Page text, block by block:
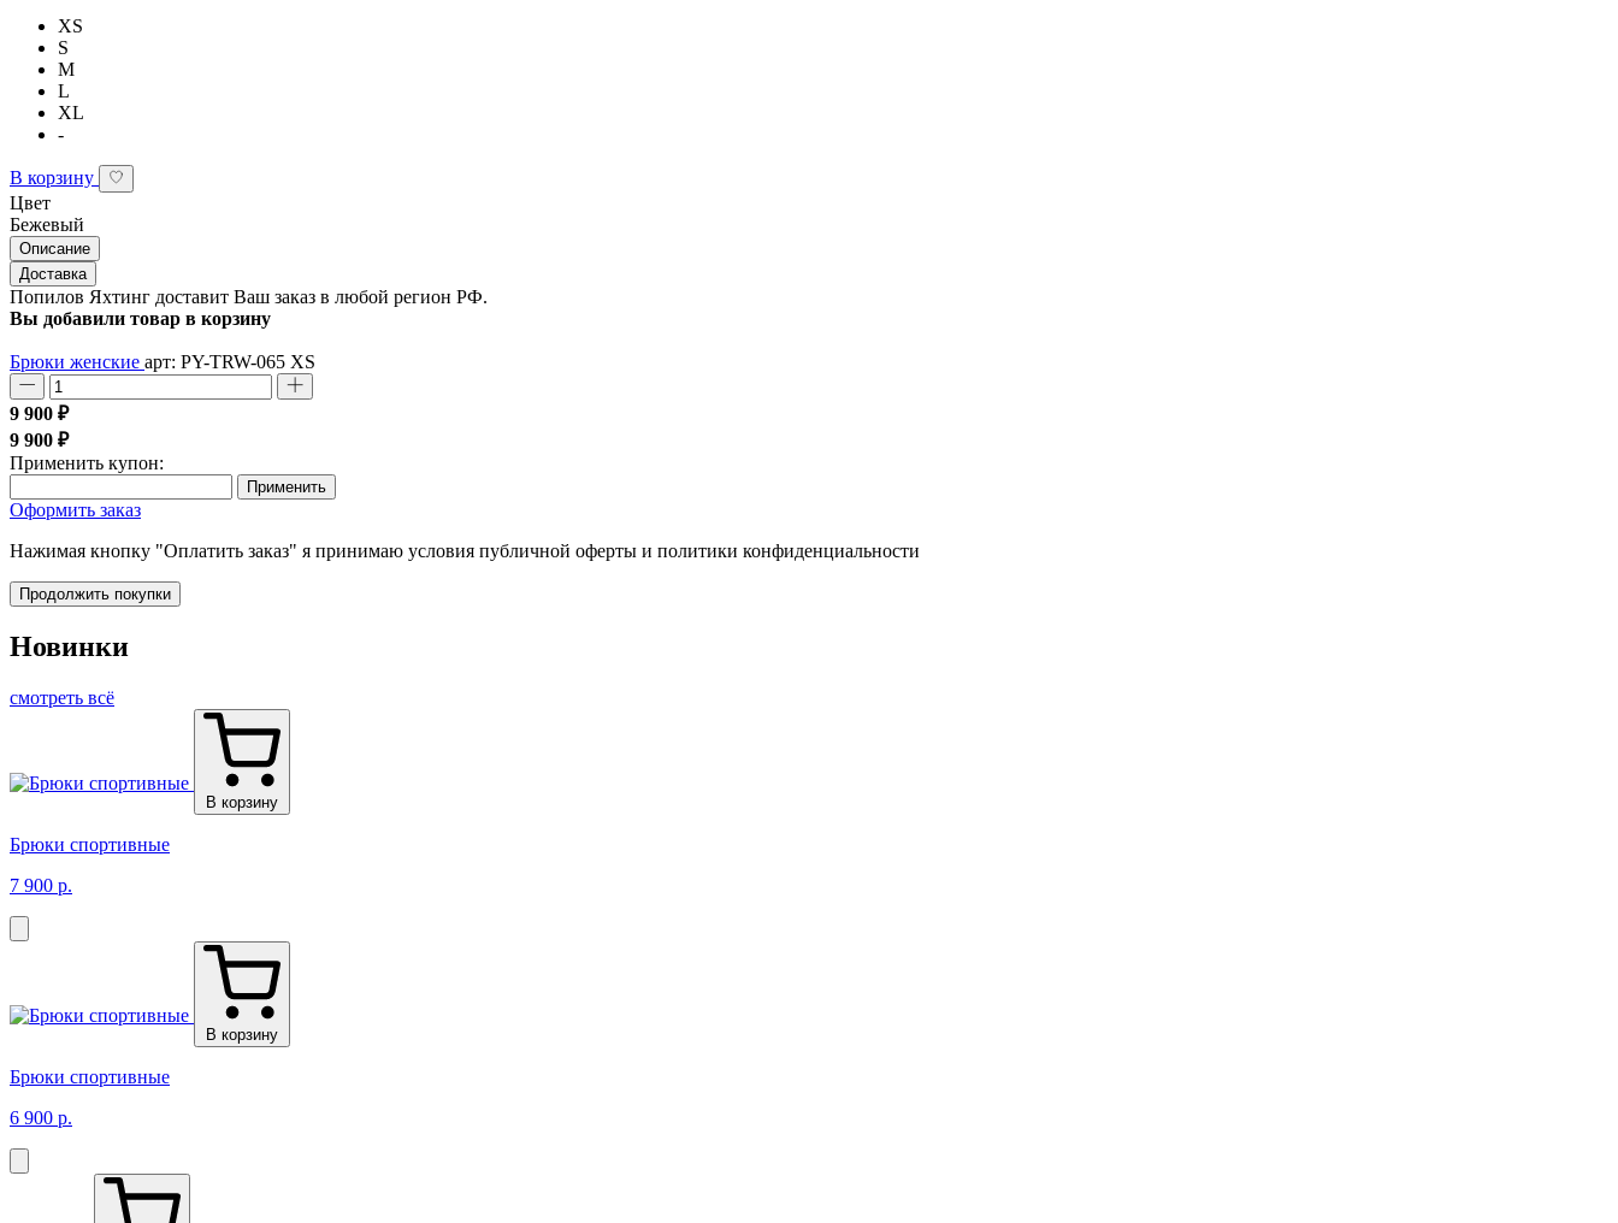
XS
S
M
L
XL
-
В корзину
Цвет
Бежевый
Описание
Доставка
Попилов Яхтинг доставит Ваш заказ в любой регион РФ.
Вы добавили товар в корзину
Брюки женские арт: PY-TRW-065 XS
9 900 ₽
9 900 ₽
Применить купон:
Применить
Оформить заказ
Нажимая кнопку "Оплатить заказ" я принимаю условия публичной оферты и политики конфиденциальности
Продолжить покупки
Новинки
смотреть всё
В корзину
Брюки спортивные
7 900 р.
В корзину
Брюки спортивные
6 900 р.